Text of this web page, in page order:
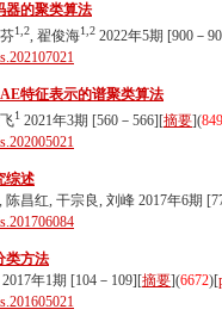
器的聚类算法
1,2, 翟俊海1,2 2022年5期 [900－
特征表示的谱聚类算法
1 2021年3期 [560－566][摘要](
综述
陈昌红, 干宗良, 刘峰 2017年6期
类方法
年1期 [104－109][摘要](6672)[